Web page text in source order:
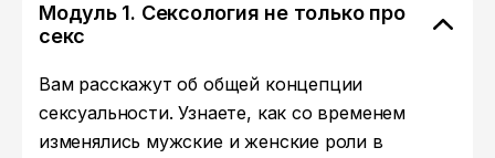
Модуль 1. Сексология не только про
секс
Вам расскажут об общей концепции
сексуальности. Узнаете, как со временем
изменялись мужские и женские роли в